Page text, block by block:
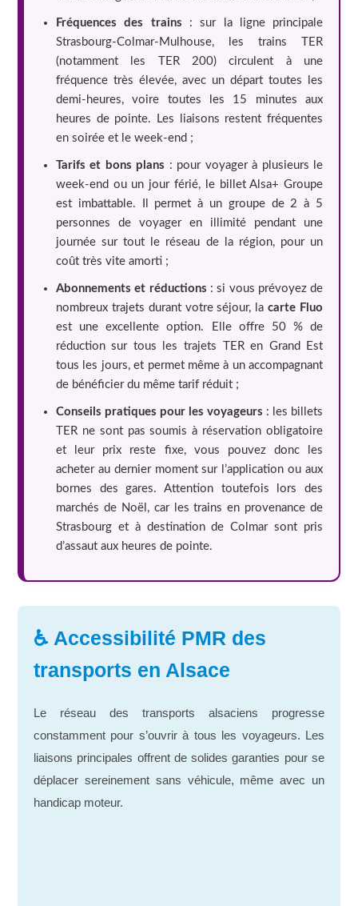
Fréquences des trains : sur la ligne principale
Strasbourg-Colmar-Mulhouse, les trains TER
(notamment les TER 200) circulent à une
fréquence très élevée, avec un départ toutes les
demi-heures, voire toutes les 15 minutes aux
heures de pointe. Les liaisons restent fréquentes
en soirée et le week-end ;
Tarifs et bons plans : pour voyager à plusieurs le
week-end ou un jour férié, le billet Alsa+ Groupe
est imbattable. Il permet à un groupe de 2 à 5
personnes de voyager en illimité pendant une
journée sur tout le réseau de la région, pour un
coût très vite amorti ;
Abonnements et réductions : si vous prévoyez de
nombreux trajets durant votre séjour, lacarte Fluo
est une excellente option. Elle offre 50 % de
réduction sur tous les trajets TER en Grand Est
tous les jours, et permet même à un accompagnant
de bénéficier du même tarif réduit ;
Conseils pratiques pour les voyageurs : les billets
TER ne sont pas soumis à réservation obligatoire
et leur prix reste fixe, vous pouvez donc les
acheter au dernier moment sur l’application ou aux
bornes des gares. Attention toutefois lors des
marchés de Noël, car les trains en provenance de
Strasbourg et à destination de Colmar sont pris
d’assaut aux heures de pointe.
♿ Accessibilité PMR des
transports en Alsace
Le réseau des transports alsaciens progresse
constamment pour s’ouvrir à tous les voyageurs. Les
liaisons principales offrent de solides garanties pour se
déplacer sereinement sans véhicule, même avec un
handicap moteur.